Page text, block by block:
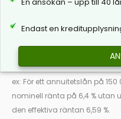
En ansökan – upp till 40
Endast en
ex: För ett annuitetslån på
nominell ränta på 6,4 % utan
den effektiva räntan 6,59 %.